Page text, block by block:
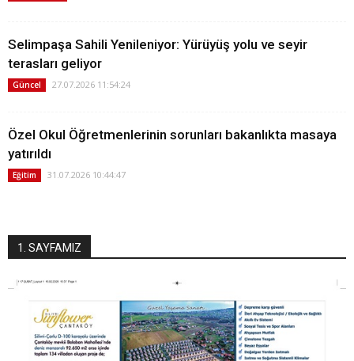
Selimpaşa Sahili Yenileniyor: Yürüyüş yolu ve seyir
terasları geliyor
Güncel 27.07.2026 11:54:24
Özel Okul Öğretmenlerinin sorunları bakanlıkta masaya
yatırıldı
Eğitim 31.07.2026 10:44:47
1. SAYFAMIZ